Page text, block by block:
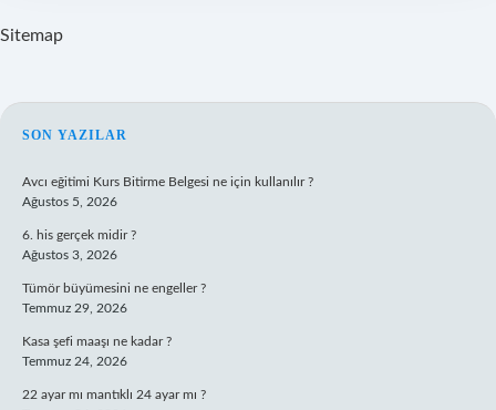
Sitemap
SIDEBAR
SON YAZILAR
Avcı eğitimi Kurs Bitirme Belgesi ne için kullanılır ?
Ağustos 5, 2026
6. his gerçek midir ?
Ağustos 3, 2026
Tümör büyümesini ne engeller ?
Temmuz 29, 2026
Kasa şefi maaşı ne kadar ?
Temmuz 24, 2026
22 ayar mı mantıklı 24 ayar mı ?